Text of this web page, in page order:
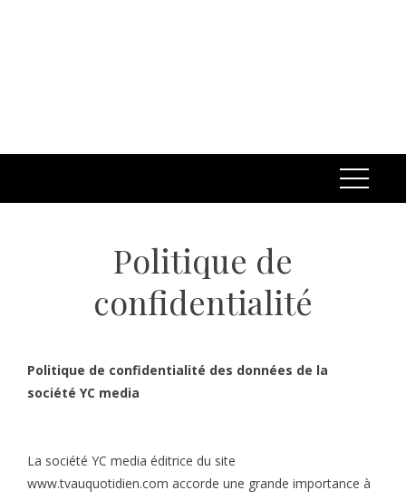
Politique de
confidentialité
Politique de confidentialité des données de la
société YC media
La société YC media éditrice du site
www.tvauquotidien.com accorde une grande importance à